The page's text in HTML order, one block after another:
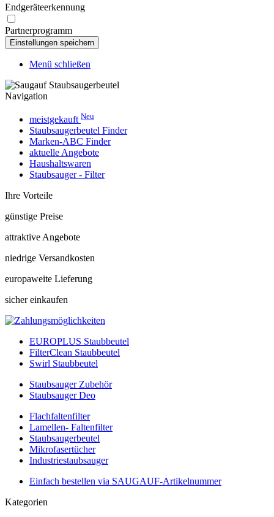
Endgeräteerkennung
Partnerprogramm
Menü schließen
Navigation
meistgekauft Neu
Staubsaugerbeutel Finder
Marken-ABC Finder
aktuelle Angebote
Haushaltswaren
Staubsauger - Filter
Ihre Vorteile
günstige Preise
attraktive Angebote
niedrige Versandkosten
europaweite Lieferung
sicher einkaufen
EUROPLUS Staubbeutel
FilterClean Staubbeutel
Swirl Staubbeutel
Staubsauger Zubehör
Staubsauger Deo
Flachfaltenfilter
Lamellen- Faltenfilter
Staubsaugerbeutel
Mikrofasertücher
Industriestaubsauger
Einfach bestellen via SAUGAUF-Artikelnummer
Kategorien